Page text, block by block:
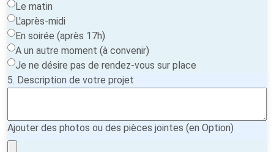
Le matin
L'après-midi
En soirée (après 17h)
A un autre moment (à convenir)
Je ne désire pas de rendez-vous sur place
5. Description de votre projet
Ajouter des photos ou des pièces jointes (en Option)